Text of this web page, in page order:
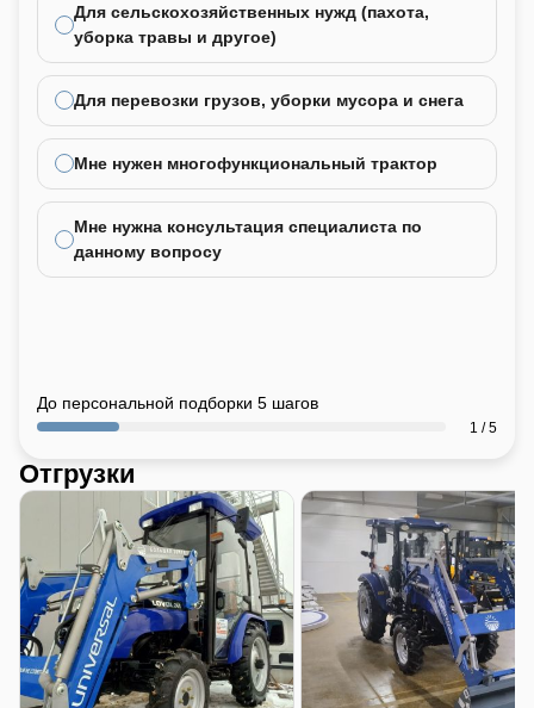
Для сельскохозяйственных нужд (пахота,
уборка травы и другое)
Для перевозки грузов, уборки мусора и снега
Мне нужен многофункциональный трактор
Мне нужна консультация специалиста по
данному вопросу
До персональной подборки 5 шагов
1 / 5
Отгрузки